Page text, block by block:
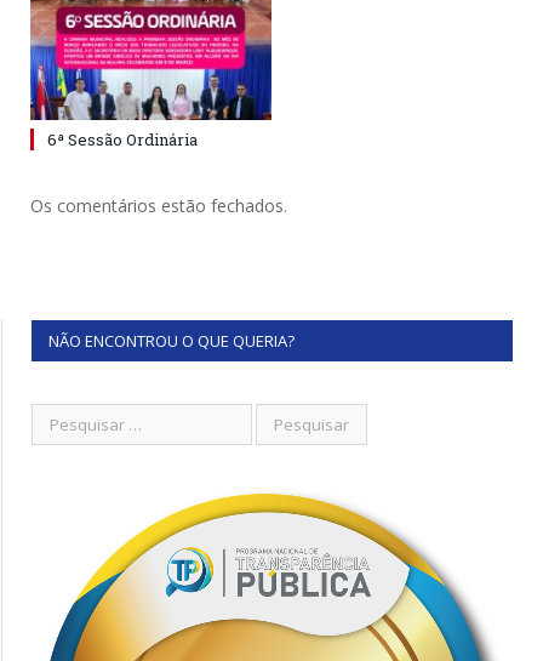
6ª Sessão Ordinária
Os comentários estão fechados.
NÃO ENCONTROU O QUE QUERIA?